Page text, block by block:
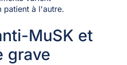
patient à l'autre.
MuSK et
grave